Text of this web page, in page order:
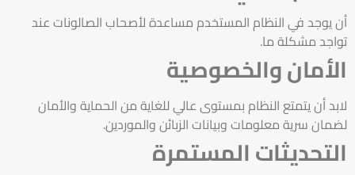
أن يوجد في النظام المستخدم مساعدة لأصحاب الصالونات عند
تواجد مشكلة ما.
الأمان والخصوصية
لابد أن يتمتع النظام بمستوى عالي للغاية من الحماية والأمان
لضمان سرية معلومات وبيانات الزبائن والموردين.
التحديثات المستمرة